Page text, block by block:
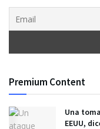
Premium Content
Una
EEUU,